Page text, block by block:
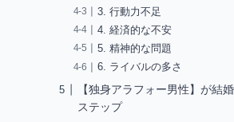
3. 行動力不足
4. 経済的な不安
5. 精神的な問題
6. ライバルの多さ
【独身アラフォー男性】が結
ステップ